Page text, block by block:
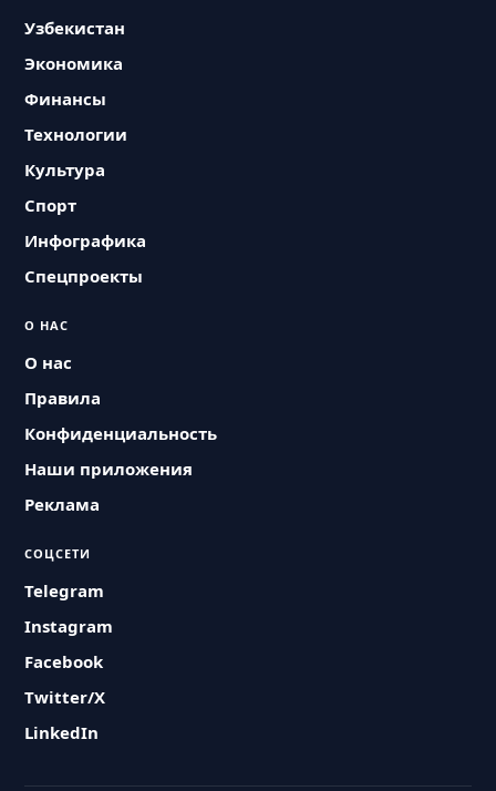
Узбекистан
Экономика
Финансы
Технологии
Культура
Спорт
Инфографика
Спецпроекты
О НАС
О нас
Правила
Конфиденциальность
Наши приложения
Реклама
СОЦСЕТИ
Telegram
Instagram
Facebook
Twitter/X
LinkedIn